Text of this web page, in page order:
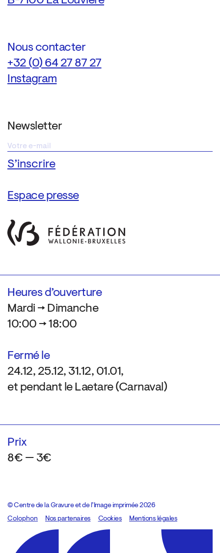
Nous contacter
+32 (0) 64 27 87 27
Instagram
Newsletter
Espace presse
Heures d’ouverture
Mardi → Dimanche
10:00 → 18:00
Fermé le
24.12, 25.12, 31.12, 01.01,
et pendant le Laetare (Carnaval)
Prix
8€ — 3€
© Centre de la Gravure et de l’Image imprimée 2026
Colophon
Design:Marcel Kaczmarek, code:8080.studio
Nos partenaires Cookies Mentions légales